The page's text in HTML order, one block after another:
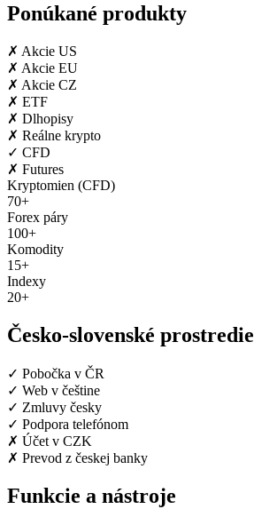
Ponúkané produkty
✗ Akcie US
✗ Akcie EU
✗ Akcie CZ
✗ ETF
✗ Dlhopisy
✗ Reálne krypto
✓ CFD
✗ Futures
Kryptomien (CFD)
70+
Forex páry
100+
Komodity
15+
Indexy
20+
Česko-slovenské prostredie
✓ Pobočka v ČR
✓ Web v češtine
✓ Zmluvy česky
✓ Podpora telefónom
✗ Účet v CZK
✗ Prevod z českej banky
Funkcie a nástroje